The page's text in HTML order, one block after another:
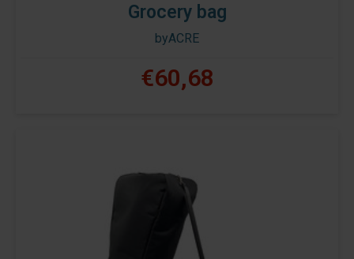
Grocery bag
byACRE
€60,68